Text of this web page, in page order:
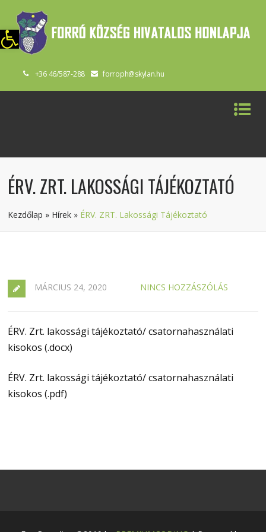
Eszköztár megnyitása
+36 46/587-288 forroph@skylan.hu
ÉRV. ZRT. LAKOSSÁGI TÁJÉKOZTATÓ
Kezdőlap » Hírek » ÉRV. ZRT. Lakossági Tájékoztató
MÁRCIUS 24, 2020 NINCS HOZZÁSZÓLÁS
ÉRV. Zrt. lakossági tájékoztató/ csatornahasználati
kisokos (.docx)
ÉRV. Zrt. lakossági tájékoztató/ csatornahasználati
kisokos (.pdf)